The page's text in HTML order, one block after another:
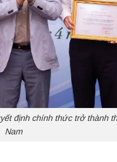
định chính thức trở thành
Nam